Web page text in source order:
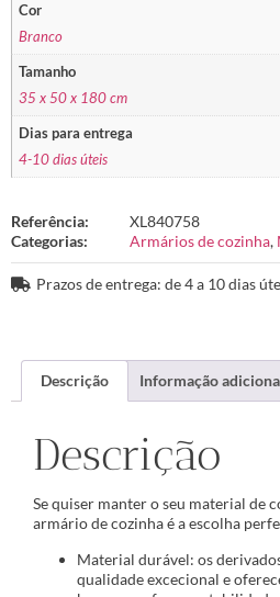
Cor
Branco
Tamanho
35 x 50 x 180 cm
Dias para entrega
4-10 dias úteis
Referência:
XL840758
Categorias:
Armários de cozinha,
Prazos de entrega: de 4 a 10 dias
Descrição Informação
Descrição
Se quiser manter o seu material de
armário de cozinha é a escolha
Material durável: os
qualidade excecional e